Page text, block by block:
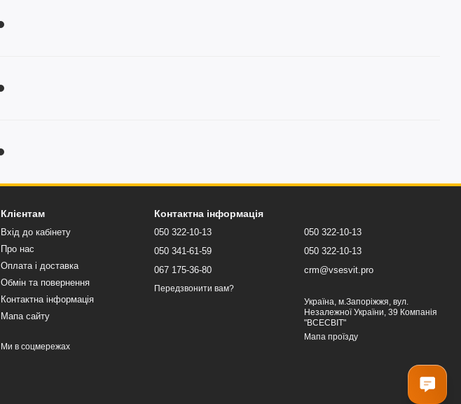
Клієнтам
Вхід до кабінету
Про нас
Оплата і доставка
Обмін та повернення
Контактна інформація
Мапа сайту
Ми в соцмережах
Контактна інформація
050 322-10-13
050 341-61-59
067 175-36-80
Передзвонити вам?
050 322-10-13
050 322-10-13
crm@vsesvit.pro
Україна, м.Запоріжжя, вул.
Незалежної України, 39 Компанія
"ВСЕСВІТ"
Мапа проїзду